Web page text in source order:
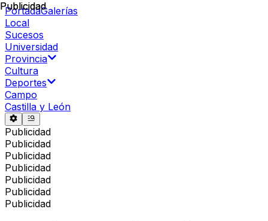
PortadaGalerías
Local
Sucesos
Universidad
Provincia
Cultura
Deportes
Campo
Castilla y León
Publicidad
Publicidad
Publicidad
Publicidad
Publicidad
Publicidad
Publicidad
Publicidad
Publicidad